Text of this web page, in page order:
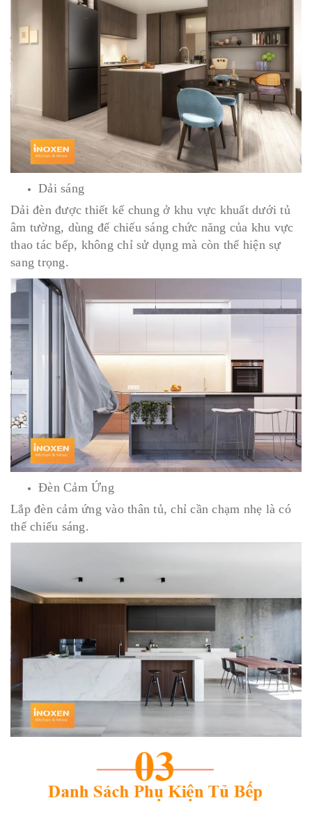
Dải sáng
Dải đèn được thiết kế chung ở khu vực khuất dưới tủ
âm tường, dùng để chiếu sáng chức năng của khu vực
thao tác bếp, không chỉ sử dụng mà còn thể hiện sự
sang trọng.
Đèn Cảm Ứng
Lắp đèn cảm ứng vào thân tủ, chỉ cần chạm nhẹ là có
thể chiếu sáng.